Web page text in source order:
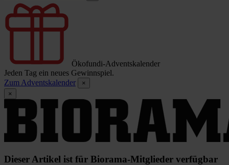
Ökofundi-Adventskalender
Jeden Tag ein neues Gewinnspiel.
Zum Adventskalender
×
×
Dieser Artikel ist für Biorama-Mitglieder verfügbar